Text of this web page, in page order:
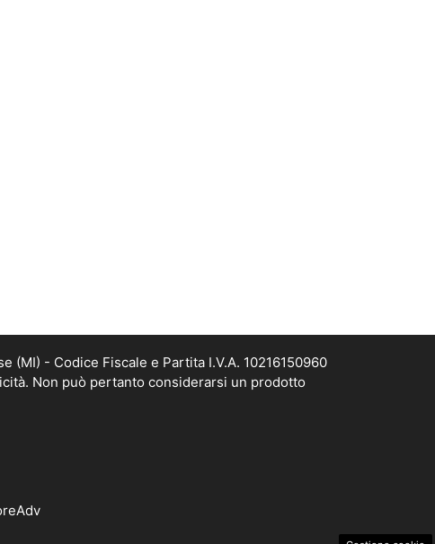
(MI) - Codice Fiscale e Partita I.V.A. 10216150960
Non può pertanto considerarsi un prodotto